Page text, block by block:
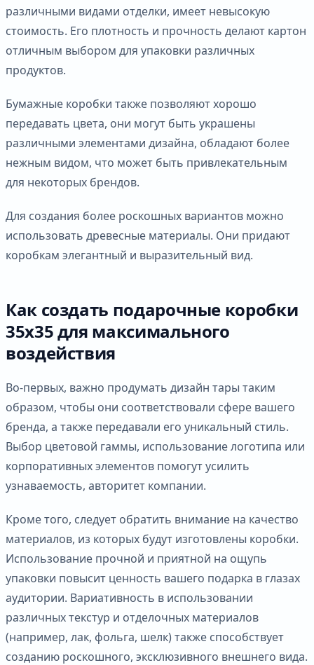
различными видами отделки, имеет невысокую
стоимость. Его плотность и прочность делают картон
отличным выбором для упаковки различных
продуктов.
Бумажные коробки также позволяют хорошо
передавать цвета, они могут быть украшены
различными элементами дизайна, обладают более
нежным видом, что может быть привлекательным
для некоторых брендов.
Для создания более роскошных вариантов можно
использовать древесные материалы. Они придают
коробкам элегантный и выразительный вид.
Как создать подарочные коробки
35х35 для максимального
воздействия
Во-первых, важно продумать дизайн тары таким
образом, чтобы они соответствовали сфере вашего
бренда, а также передавали его уникальный стиль.
Выбор цветовой гаммы, использование логотипа или
корпоративных элементов помогут усилить
узнаваемость, авторитет компании.
Кроме того, следует обратить внимание на качество
материалов, из которых будут изготовлены коробки.
Использование прочной и приятной на ощупь
упаковки повысит ценность вашего подарка в глазах
аудитории. Вариативность в использовании
различных текстур и отделочных материалов
(например, лак, фольга, шелк) также способствует
созданию роскошного, эксклюзивного внешнего вида.